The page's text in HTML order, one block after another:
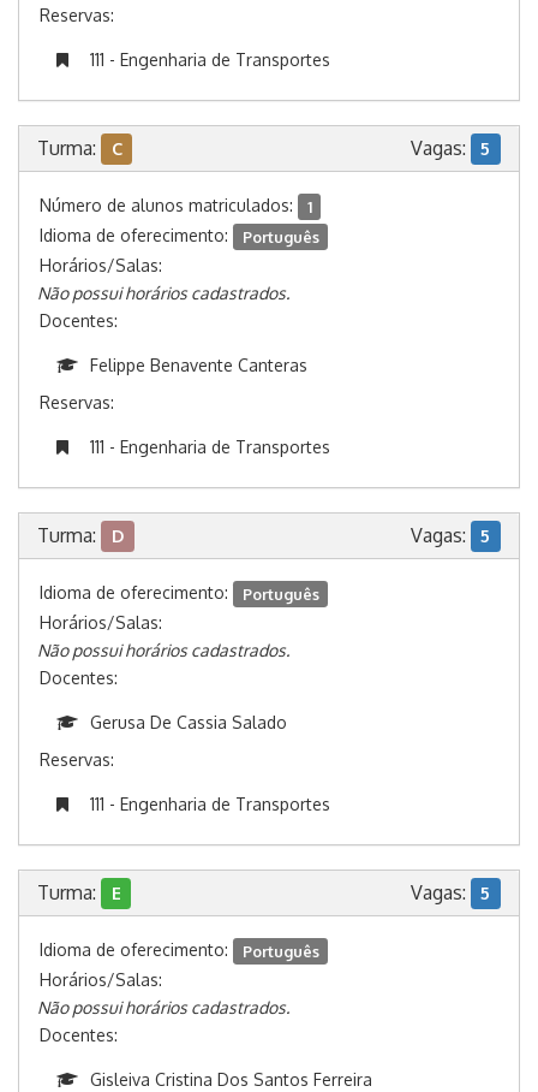
Reservas:
111 - Engenharia de Transportes
Turma: C Vagas: 5
Número de alunos matriculados: 1
Idioma de oferecimento: Português
Horários/Salas:
Não possui horários cadastrados.
Docentes:
Felippe Benavente Canteras
Reservas:
111 - Engenharia de Transportes
Turma: D Vagas: 5
Idioma de oferecimento: Português
Horários/Salas:
Não possui horários cadastrados.
Docentes:
Gerusa De Cassia Salado
Reservas:
111 - Engenharia de Transportes
Turma: E Vagas: 5
Idioma de oferecimento: Português
Horários/Salas:
Não possui horários cadastrados.
Docentes:
Gisleiva Cristina Dos Santos Ferreira